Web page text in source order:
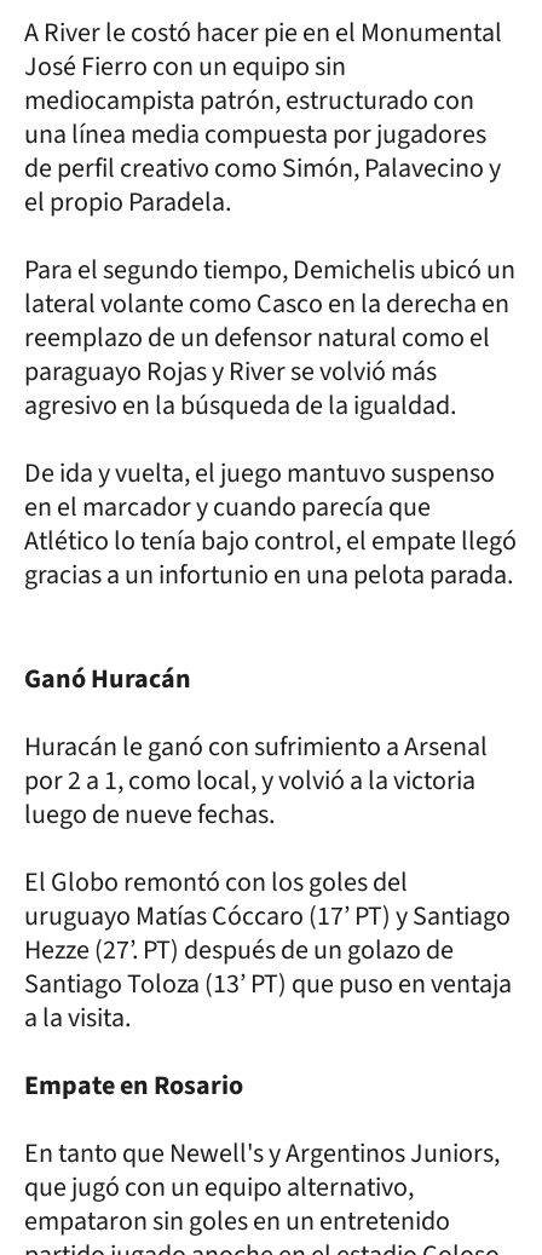
A River le costó hacer pie en el Monumental
José Fierro con un equipo sin
mediocampista patrón, estructurado con
una línea media compuesta por jugadores
de perfil creativo como Simón, Palavecino y
el propio Paradela.
Para el segundo tiempo, Demichelis ubicó un
lateral volante como Casco en la derecha en
reemplazo de un defensor natural como el
paraguayo Rojas y River se volvió más
agresivo en la búsqueda de la igualdad.
De ida y vuelta, el juego mantuvo suspenso
en el marcador y cuando parecía que
Atlético lo tenía bajo control, el empate llegó
gracias a un infortunio en una pelota parada.
Ganó Huracán
Huracán le ganó con sufrimiento a Arsenal
por 2 a 1, como local, y volvió a la victoria
luego de nueve fechas.
El Globo remontó con los goles del
uruguayo Matías Cóccaro (17’ PT) y Santiago
Hezze (27’. PT) después de un golazo de
Santiago Toloza (13’ PT) que puso en ventaja
a la visita.
Empate en Rosario
En tanto que Newell's y Argentinos Juniors,
que jugó con un equipo alternativo,
empataron sin goles en un entretenido